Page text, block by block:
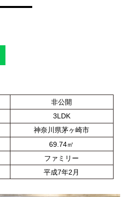
非公開
3LDK
神奈川県茅ヶ崎市
69.74㎡
ファミリー
平成7年2月